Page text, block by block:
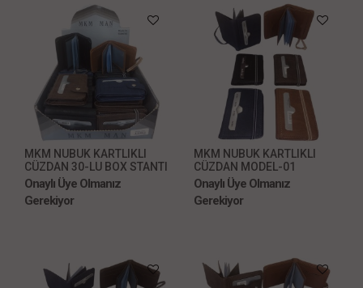
MKM NUBUK KARTLIKLI
CÜZDAN 30-LU BOX STANTI
Onaylı Üye Olmanız
Gerekiyor
MKM NUBUK KARTLIKLI
CÜZDAN MODEL-01
Onaylı Üye Olmanız
Gerekiyor